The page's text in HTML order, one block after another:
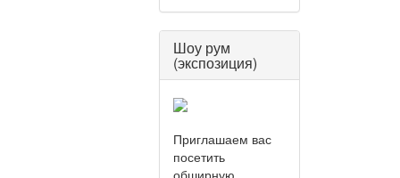
Шоу рум
(экспозиция)
Приглашаем вас
посетить
обширную